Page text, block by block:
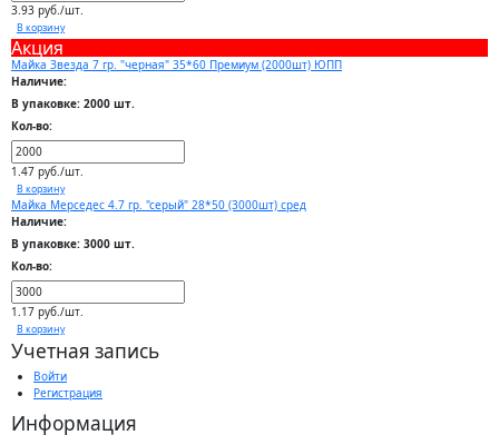
3.93 руб./шт.
В корзину
Акция
Майка Звезда 7 гр. "черная" 35*60 Премиум (2000шт) ЮПП
Наличие:
В упаковке: 2000 шт.
Кол-во:
1.47 руб./шт.
В корзину
Майка Мерседес 4.7 гр. "серый" 28*50 (3000шт) сред
Наличие:
В упаковке: 3000 шт.
Кол-во:
1.17 руб./шт.
В корзину
Учетная запись
Войти
Регистрация
Информация